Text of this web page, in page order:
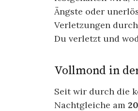
Ängste oder
Verletzungen
Du verletzt und
Vollmond in
Seit wir durch die
Nachtgleiche am